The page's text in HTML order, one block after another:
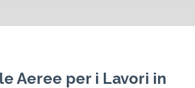
Aeree per i Lavori in